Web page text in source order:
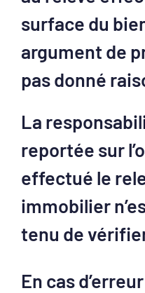
surface du
argument de
pas donné
La
reportée sur
effectué le
immobilier
tenu de
En cas